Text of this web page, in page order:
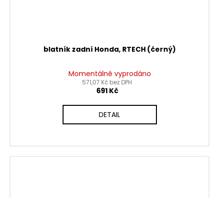
blatník zadní Honda, RTECH (černý)
Momentálně vyprodáno
571,07 Kč bez DPH
691 Kč
DETAIL